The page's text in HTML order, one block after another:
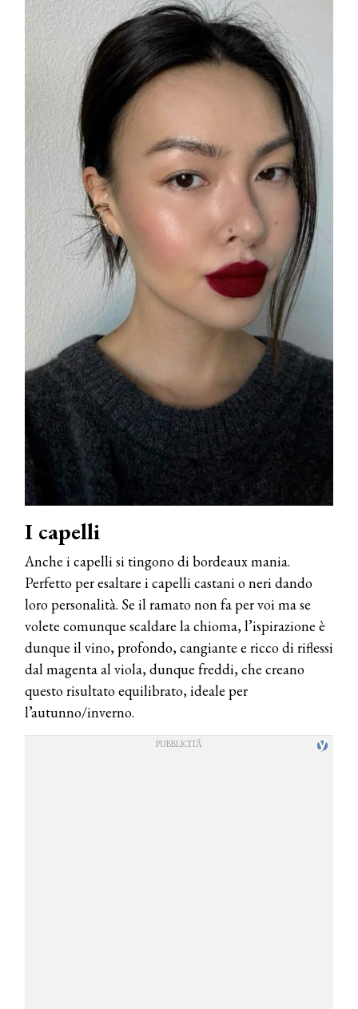
I capelli
Anche i capelli si tingono di bordeaux mania.
Perfetto per esaltare i capelli castani o neri dando
loro personalità. Se il ramato non fa per voi ma se
volete comunque scaldare la chioma, l’ispirazione è
dunque il vino, profondo, cangiante e ricco di riflessi
dal magenta al viola, dunque freddi, che creano
questo risultato equilibrato, ideale per
l’autunno/inverno.